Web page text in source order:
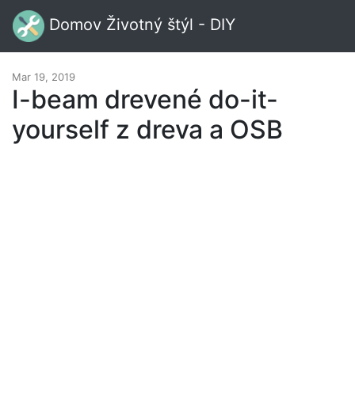
Domov Životný štýl - DIY
Mar 19, 2019
I-beam drevené do-it-
yourself z dreva a OSB